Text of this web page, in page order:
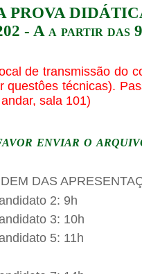
PROVA
- A a partir das
de transmissão do
questôes técnicas).
andar, sala 101)
enviar o
DAS
2: 9h
3: 10h
5: 11h